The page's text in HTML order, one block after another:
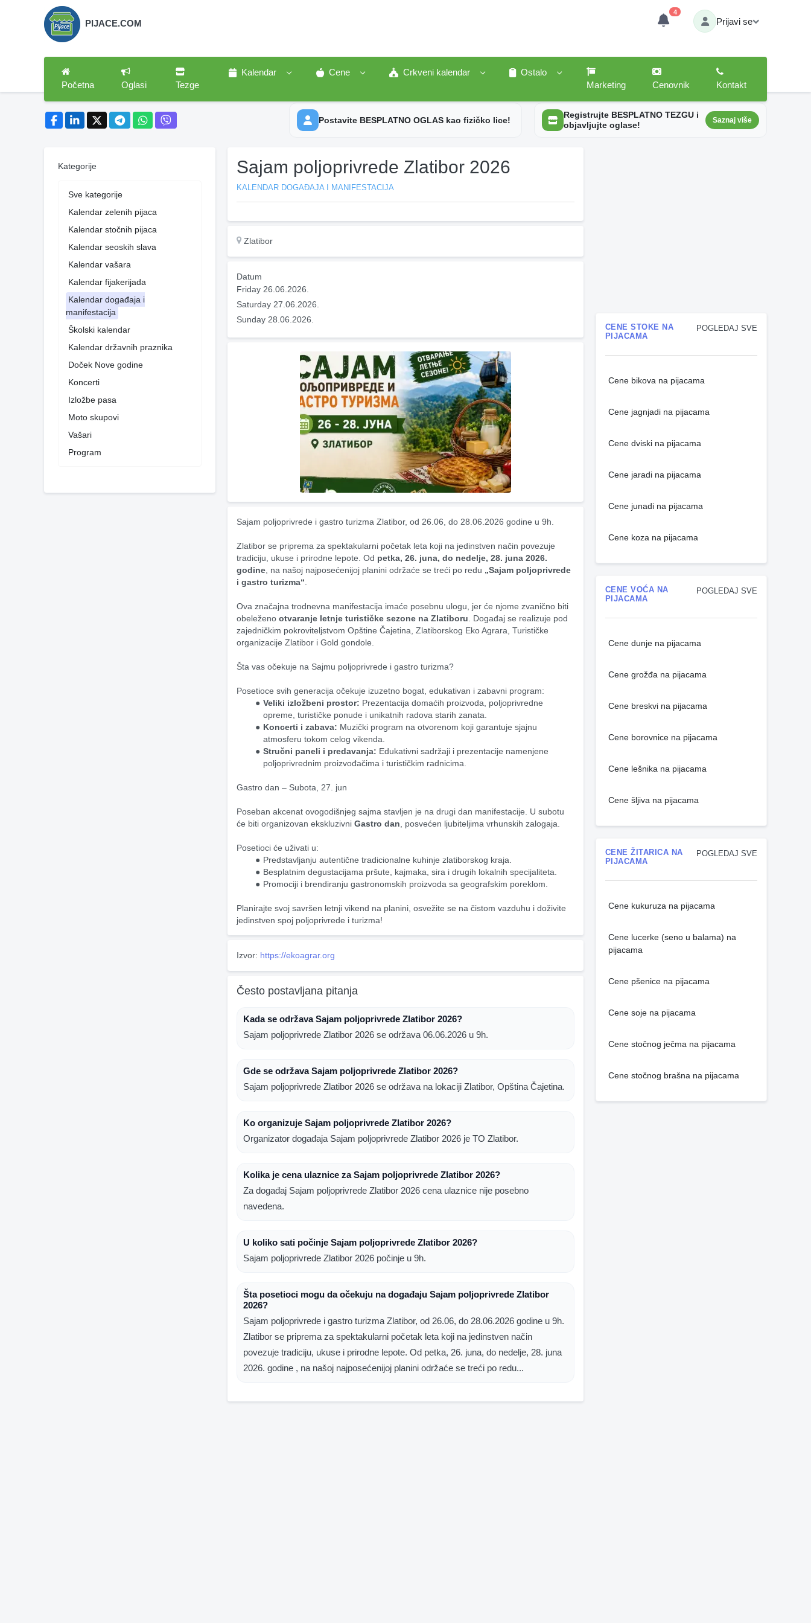
PIJACE.COM
4
Prijavi se
Početna Oglasi Tezge
Kalendar Cene Crkveni kalendar
Ostalo
Marketing
Cenovnik Kontakt
Postavite BESPLATNO OGLAS kao fizičko lice!
Registrujte BESPLATNO TEZGU i
objavljujte oglase!
Saznaj više
Kategorije
Sve kategorije
Kalendar zelenih pijaca
Kalendar stočnih pijaca
Kalendar seoskih slava
Kalendar vašara
Kalendar fijakerijada
Kalendar događaja i
manifestacija
Školski kalendar
Kalendar državnih praznika
Doček Nove godine
Koncerti
Izložbe pasa
Moto skupovi
Vašari
Program
Sajam poljoprivrede Zlatibor 2026
KALENDAR DOGAĐAJA I MANIFESTACIJA
Zlatibor
Datum
Friday 26.06.2026.
Saturday 27.06.2026.
Sunday 28.06.2026.
Sajam poljoprivrede i gastro turizma Zlatibor, od 26.06, do 28.06.2026 godine u 9h.
Zlatibor se priprema za spektakularni početak leta koji na jedinstven način povezuje
tradiciju, ukuse i prirodne lepote. Od petka, 26. juna, do nedelje, 28. juna 2026.
godine , na našoj najposećenijoj planini održaće se treći po redu „Sajam poljoprivrede
i gastro turizma“
Ova značajna trodnevna manifestacija imaće posebnu ulogu, jer će njome zvanično biti
obeleženo otvaranje letnje turističke sezone na Zlatiboru . Događaj se realizuje pod
zajedničkim pokroviteljstvom Opštine Čajetina, Zlatiborskog Eko Agrara, Turističke
organizacije Zlatibor i Gold gondole.
Šta vas očekuje na Sajmu poljoprivrede i gastro turizma?
Posetioce svih generacija očekuje izuzetno bogat, edukativan i zabavni program:
Veliki izložbeni prostor: Prezentacija domaćih proizvoda, poljoprivredne
opreme, turističke ponude i unikatnih radova starih zanata.
Koncerti i zabava: Muzički program na otvorenom koji garantuje sjajnu
atmosferu tokom celog vikenda.
Stručni paneli i predavanja: Edukativni sadržaji i prezentacije namenjene
poljoprivrednim proizvođačima i turističkim radnicima.
Gastro dan – Subota, 27. jun
Poseban akcenat ovogodišnjeg sajma stavljen je na drugi dan manifestacije. U subotu
će biti organizovan ekskluzivni Gastro dan , posvećen ljubiteljima vrhunskih zalogaja.
Posetioci će uživati u:
Predstavljanju autentične tradicionalne kuhinje zlatiborskog kraja.
Besplatnim degustacijama pršute, kajmaka, sira i drugih lokalnih specijaliteta.
Promociji i brendiranju gastronomskih proizvoda sa geografskim poreklom.
Planirajte svoj savršen letnji vikend na planini, osvežite se na čistom vazduhu i doživite
jedinstven spoj poljoprivrede i turizma!
Izvor: https://ekoagrar.org
Često postavljana pitanja
Kada se održava Sajam poljoprivrede Zlatibor 2026?
Sajam poljoprivrede Zlatibor 2026 se održava 06.06.2026 u 9h.
Gde se održava Sajam poljoprivrede Zlatibor 2026?
Sajam poljoprivrede Zlatibor 2026 se održava na lokaciji Zlatibor, Opština Čajetina.
Ko organizuje Sajam poljoprivrede Zlatibor 2026?
Organizator događaja Sajam poljoprivrede Zlatibor 2026 je TO Zlatibor.
Kolika je cena ulaznice za Sajam poljoprivrede Zlatibor 2026?
Za događaj Sajam poljoprivrede Zlatibor 2026 cena ulaznice nije posebno
navedena.
U koliko sati počinje Sajam poljoprivrede Zlatibor 2026?
Sajam poljoprivrede Zlatibor 2026 počinje u 9h.
Šta posetioci mogu da očekuju na događaju Sajam poljoprivrede Zlatibor
2026?
Sajam poljoprivrede i gastro turizma Zlatibor, od 26.06, do 28.06.2026 godine u 9h.
Zlatibor se priprema za spektakularni početak leta koji na jedinstven način
povezuje tradiciju, ukuse i prirodne lepote. Od petka, 26. juna, do nedelje, 28. juna
2026. godine , na našoj najposećenijoj planini održaće se treći po redu...
POGLEDAJ SVE
CENE STOKE NA
PIJACAMA
Cene bikova na pijacama
Cene jagnjadi na pijacama
Cene dviski na pijacama
Cene jaradi na pijacama
Cene junadi na pijacama
Cene koza na pijacama
POGLEDAJ SVE
CENE VOĆA NA
PIJACAMA
Cene dunje na pijacama
Cene grožđa na pijacama
Cene breskvi na pijacama
Cene borovnice na pijacama
Cene lešnika na pijacama
Cene šljiva na pijacama
POGLEDAJ SVE
CENE ŽITARICA NA
PIJACAMA
Cene kukuruza na pijacama
Cene lucerke (seno u balama) na
pijacama
Cene pšenice na pijacama
Cene soje na pijacama
Cene stočnog ječma na pijacama
Cene stočnog brašna na pijacama